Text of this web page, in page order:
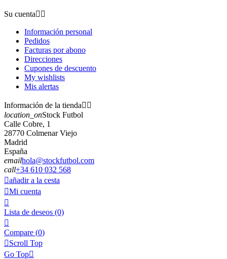
Su cuenta 
Información personal
Pedidos
Facturas por abono
Direcciones
Cupones de descuento
My wishlists
Mis alertas
Información de la tienda 
location_onStock Futbol
Calle Cobre, 1
28770 Colmenar Viejo
Madrid
España
emailhola@stockfutbol.com
call+34 610 032 568
añadir a la cesta
Mi cuenta

Lista de deseos (0)

Compare (0)
Scroll Top
Go Top